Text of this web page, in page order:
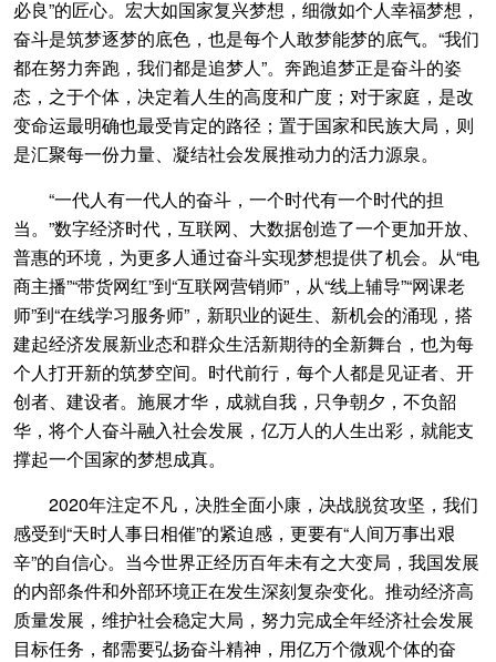
必良”的匠心。宏大如国家复兴梦想，细微如个人幸福梦想，
奋斗是筑梦逐梦的底色，也是每个人敢梦能梦的底气。“我们
都在努力奔跑，我们都是追梦人”。奔跑追梦正是奋斗的姿
态，之于个体，决定着人生的高度和广度；对于家庭，是改
变命运最明确也最受肯定的路径；置于国家和民族大局，则
是汇聚每一份力量、凝结社会发展推动力的活力源泉。
“一代人有一代人的奋斗，一个时代有一个时代的担
当。”数字经济时代，互联网、大数据创造了一个更加开放、
普惠的环境，为更多人通过奋斗实现梦想提供了机会。从“电
商主播”“带货网红”到“互联网营销师”，从“线上辅导”“网课老
师”到“在线学习服务师”，新职业的诞生、新机会的涌现，搭
建起经济发展新业态和群众生活新期待的全新舞台，也为每
个人打开新的筑梦空间。时代前行，每个人都是见证者、开
创者、建设者。施展才华，成就自我，只争朝夕，不负韶
华，将个人奋斗融入社会发展，亿万人的人生出彩，就能支
撑起一个国家的梦想成真。
2020年注定不凡，决胜全面小康，决战脱贫攻坚，我们
感受到“天时人事日相催”的紧迫感，更要有“人间万事出艰
辛”的自信心。当今世界正经历百年未有之大变局，我国发展
的内部条件和外部环境正在发生深刻复杂变化。推动经济高
质量发展，维护社会稳定大局，努力完成全年经济社会发展
目标任务，都需要弘扬奋斗精神，用亿万个微观个体的奋